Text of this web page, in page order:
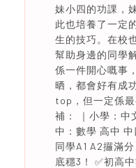
妹小四的功課，
此也培養了一定
生的技巧。在校
幫助身邊的同學
係一件開心嘅事
晒，都會好有成
top，但一定係
補： ｜小學：中
中：數學 高中
同學A1 A2攞滿
底穩3！ ✅初高